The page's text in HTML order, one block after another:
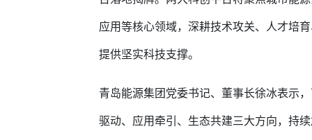
应用等核心领域，深耕技术攻关、人才培
提供坚实科技支撑。
青岛能源集团党委书记、董事长徐冰表示
驱动、应用牵引、生态共建三大方向，持